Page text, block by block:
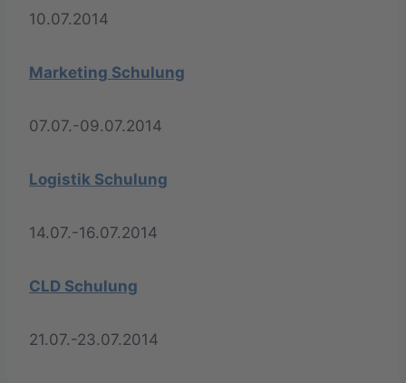
10.07.2014
Marketing Schulung
07.07.-09.07.2014
Logistik Schulung
14.07.-16.07.2014
CLD Schulung
21.07.-23.07.2014